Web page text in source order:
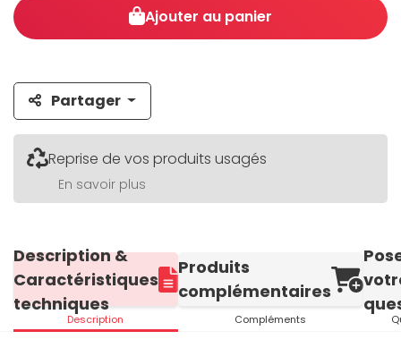
Ajouter au panier
Partager
Reprise de vos produits usagés
En savoir plus
Description &
Caractéristiques
techniques
Description
Produits
complémentaires
Compléments